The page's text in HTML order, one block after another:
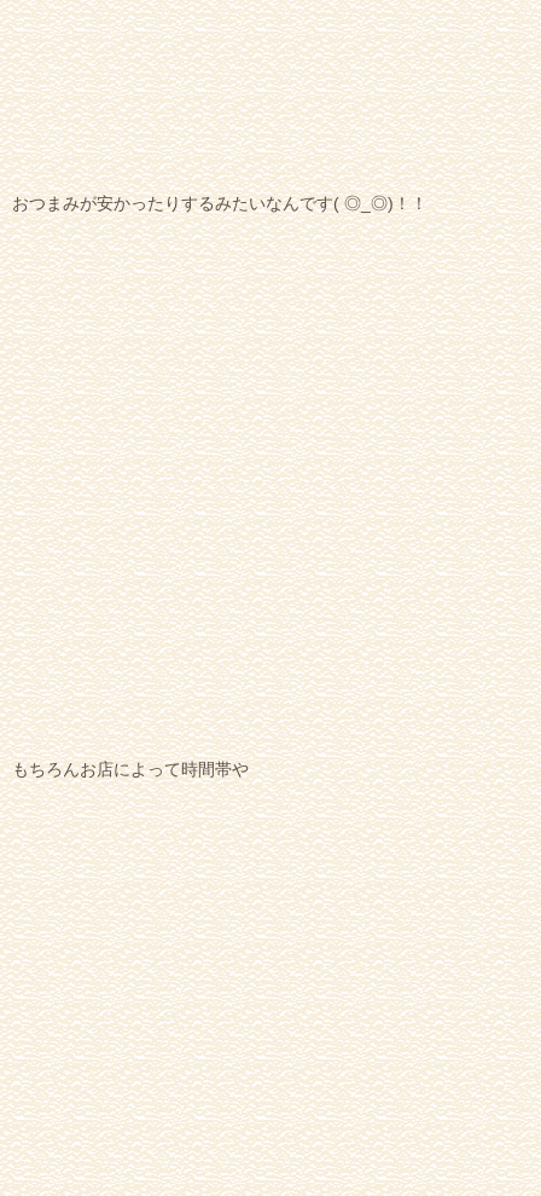
おつまみが安かったりするみたいなんです( ◎_◎)！！
もちろんお店によって時間帯や